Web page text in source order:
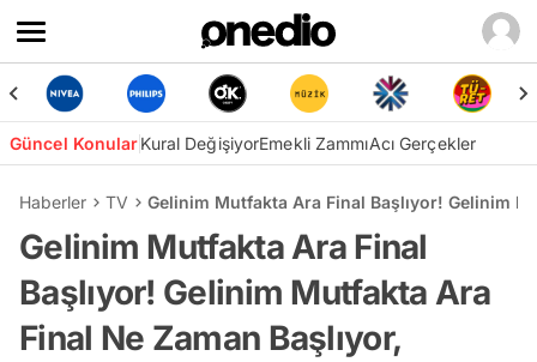
Güncel KonularKural DeğişiyorEmekli ZammıAcı Gerçekler
Haberler TV Gelinim Mutfakta Ara Final Başlıyor! Gelinim
Gelinim Mutfakta Ara Final
Başlıyor! Gelinim Mutfakta Ara
Final Ne Zaman Başlıyor,